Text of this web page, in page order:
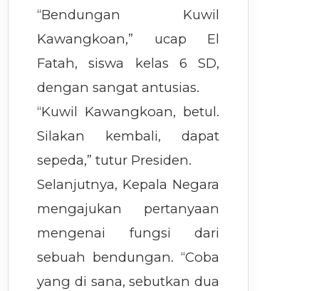
“Bendungan Kuwil
Kawangkoan,” ucap El
Fatah, siswa kelas 6 SD,
dengan sangat antusias.
“Kuwil Kawangkoan, betul.
Silakan kembali, dapat
sepeda,” tutur Presiden.
Selanjutnya, Kepala Negara
mengajukan pertanyaan
mengenai fungsi dari
sebuah bendungan. “Coba
yang di sana, sebutkan dua